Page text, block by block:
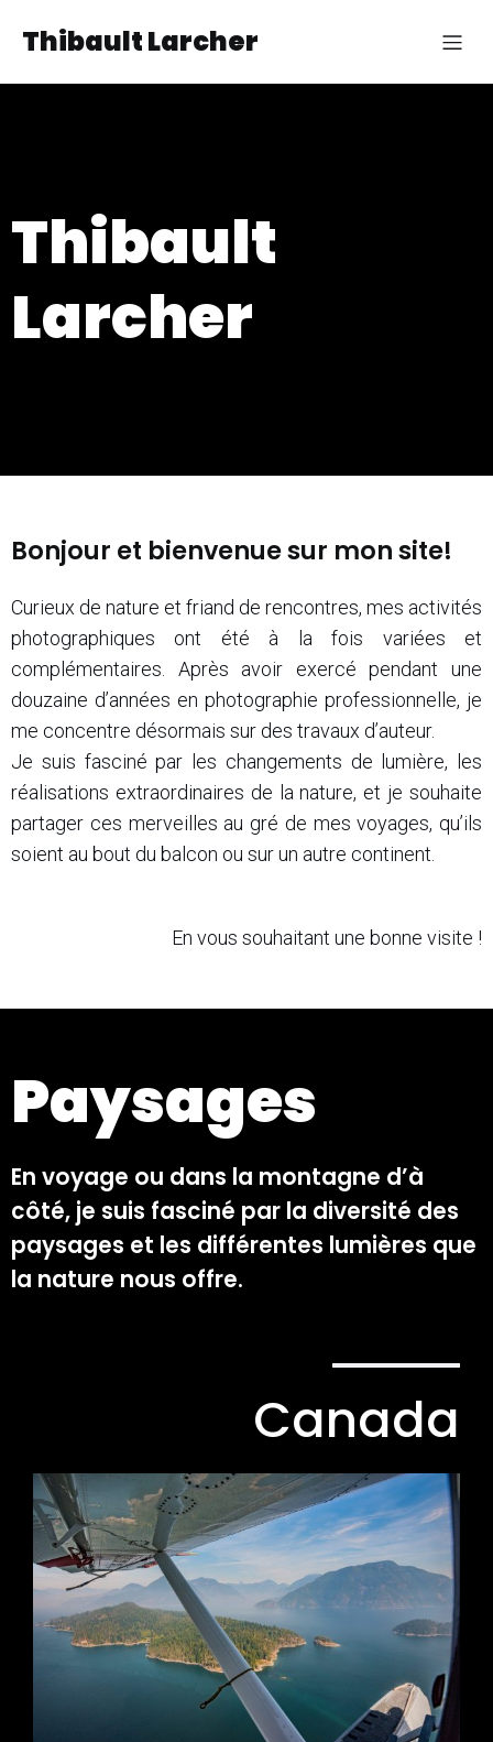
Thibault Larcher
Thibault
Larcher
Bonjour et bienvenue sur mon site!
Curieux de nature et friand de rencontres, mes activités
photographiques ont été à la fois variées et
complémentaires. Après avoir exercé pendant une
douzaine d’années en photographie professionnelle, je
me concentre désormais sur des travaux d’auteur.
Je suis fasciné par les changements de lumière, les
réalisations extraordinaires de la nature, et je souhaite
partager ces merveilles au gré de mes voyages, qu’ils
soient au bout du balcon ou sur un autre continent.
En vous souhaitant une bonne visite !
Paysages
En voyage ou dans la montagne d’à
côté, je suis fasciné par la diversité des
paysages et les différentes lumières que
la nature nous offre.
Canada